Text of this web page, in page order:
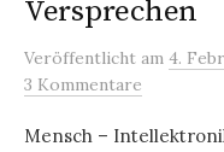
Versprechen
Veröffentlicht am 4.
3 Kommentare
Mensch –